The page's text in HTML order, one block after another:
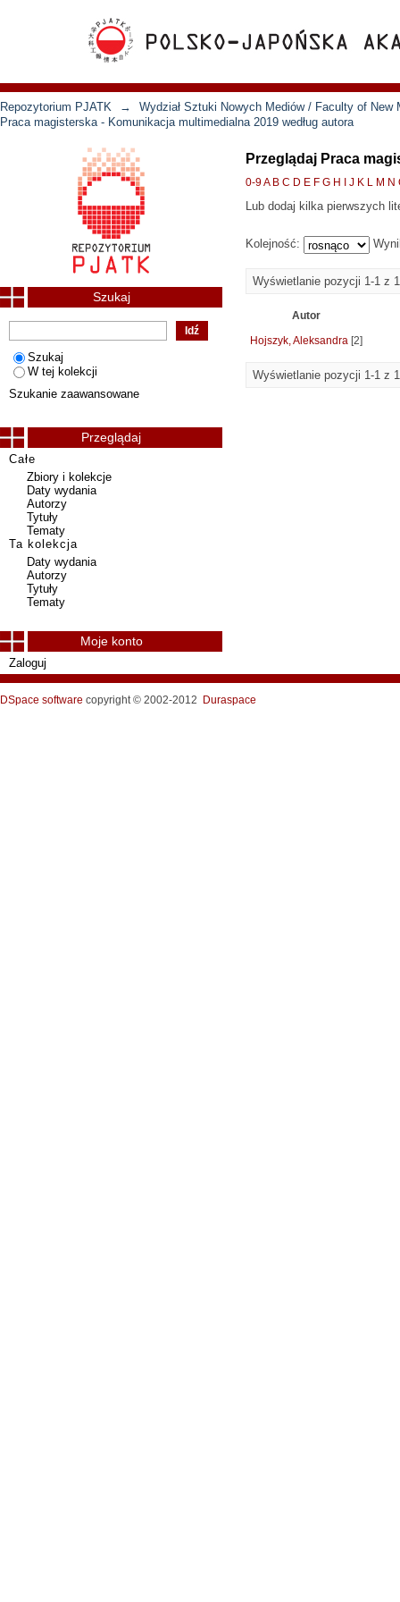
Repozytorium PJATK →
Wydział Sztuki Nowych Mediów / Faculty of New
Praca magisterska - Komunikacja multimedialna 2019 według autora
Przeglądaj Praca
0-9A B C D E F G H J K L M N
Lub dodaj kilka pierwszych
Kolejność:
Wyświetlanie pozycji 1-1 z 1
Autor
Hojszyk, Aleksandra [2]
Wyświetlanie pozycji 1-1 z 1
Szukaj
Szukaj
W tej kolekcji
Szukanie zaawansowane
Przeglądaj
Całe
Zbiory i kolekcje
Daty wydania
Autorzy
Tytuły
Tematy
Ta kolekcja
Daty wydania
Autorzy
Tytuły
Tematy
Moje konto
Zaloguj
DSpace software copyright © 2002-2012 Duraspace